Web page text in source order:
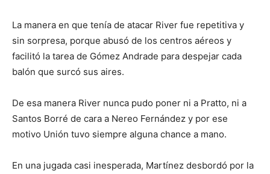
La manera en que tenía de atacar River fue repetitiva y
sin sorpresa, porque abusó de los centros aéreos y
facilitó la tarea de Gómez Andrade para despejar cada
balón que surcó sus aires.
De esa manera River nunca pudo poner ni a Pratto, ni a
Santos Borré de cara a Nereo Fernández y por ese
motivo Unión tuvo siempre alguna chance a mano.
En una jugada casi inesperada, Martínez desbordó por la